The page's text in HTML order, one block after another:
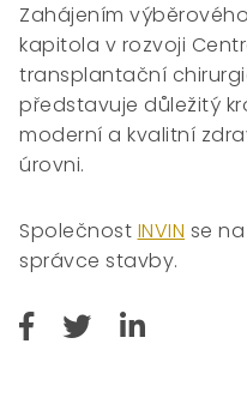
Zahájením
kapitola v rozvoji
transplantační
představuje důležitý
moderní a kvalitní
úrovni.
Společnost INVIN se
správce stavby.